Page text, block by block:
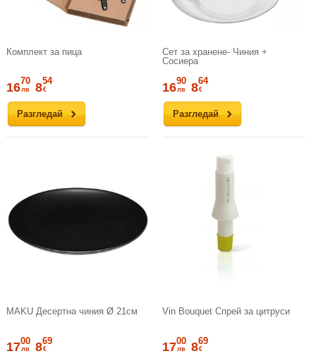
Комплект за пица
Разгледай
1670
лв 854
€
Сет за хранене- Чиния +
Сосиера
Разгледай
1690
лв 864
€
MAKU Десертна чиния Ø 21см
1700
лв 869
€
Vin Bouquet Спрей за цитруси
1700
лв 869
€